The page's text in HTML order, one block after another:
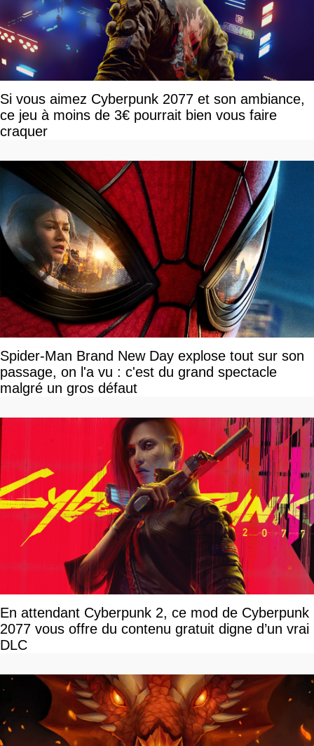
Si vous aimez Cyberpunk 2077 et son ambiance,
ce jeu à moins de 3€ pourrait bien vous faire
craquer
Spider-Man Brand New Day explose tout sur son
passage, on l'a vu : c'est du grand spectacle
malgré un gros défaut
En attendant Cyberpunk 2, ce mod de Cyberpunk
2077 vous offre du contenu gratuit digne d’un vrai
DLC